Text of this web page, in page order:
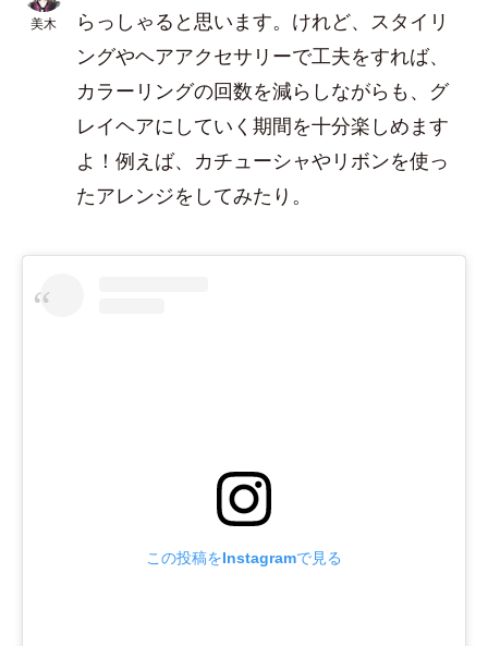
美木
らっしゃると思います。けれど、スタイリ
ングやヘアアクセサリーで工夫をすれば、
カラーリングの回数を減らしながらも、グ
レイヘアにしていく期間を十分楽しめます
よ！例えば、カチューシャやリボンを使っ
たアレンジをしてみたり。
この投稿をInstagramで見る